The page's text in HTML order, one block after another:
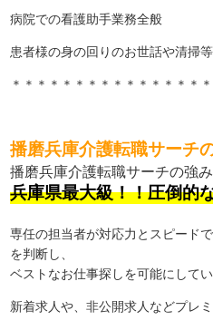
病院での看護助手業務全般
患者様の身の回りのお世話や清掃等
＊＊＊＊＊＊＊＊＊＊＊＊＊＊＊
播磨兵庫介護転職サーチ
播磨兵庫介護転職サーチの強
兵庫県最大級！！圧倒的
専任の担当者が対応力とスピード
を判断し、
ベストなお仕事探しを可能にしてい
新着求人や、非公開求人などプレ